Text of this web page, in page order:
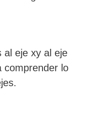
al eje xy al eje
comprender lo